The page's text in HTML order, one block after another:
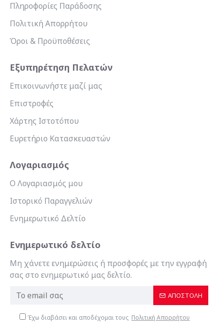
Πληροφορίες Παράδοσης
Πολιτική Απορρήτου
Όροι & Προϋποθέσεις
Εξυπηρέτηση Πελατών
Επικοινωνήστε μαζί μας
Επιστροφές
Χάρτης Ιστοτόπου
Ευρετήριο Κατασκευαστών
Λογαριασμός
Ο Λογαριασμός μου
Ιστορικό Παραγγελιών
Ενημερωτικό Δελτίο
Ενημερωτικό δελτίο
Μη χάνετε ενημερώσεις ή προσφορές με την εγγραφή
σας στο ενημερωτικό μας δελτίο.
ΑΠΟΣΤΟΛΉ
Έχω διαβάσει και αποδέχομαι τους Πολιτική Απορρήτου